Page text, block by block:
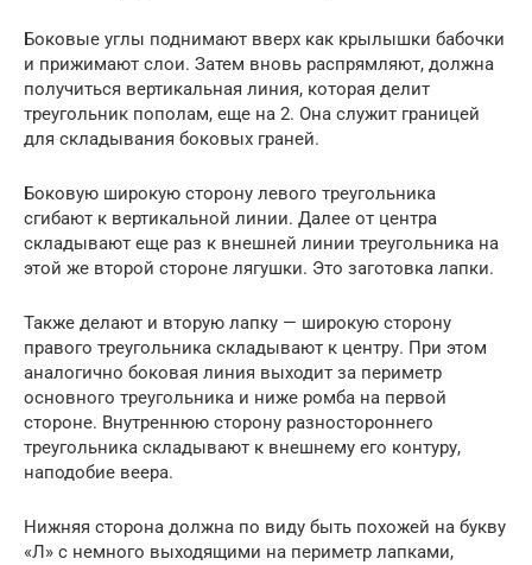
Боковые углы поднимают вверх как крылышки бабочки
и прижимают слои. Затем вновь распрямляют, должна
получиться вертикальная линия, которая делит
треугольник пополам, еще на 2. Она служит границей
для складывания боковых граней.
Боковую широкую сторону левого треугольника
сгибают к вертикальной линии. Далее от центра
складывают еще раз к внешней линии треугольника на
этой же второй стороне лягушки. Это заготовка лапки.
Также делают и вторую лапку — широкую сторону
правого треугольника складывают к центру. При этом
аналогично боковая линия выходит за периметр
основного треугольника и ниже ромба на первой
стороне. Внутреннюю сторону разностороннего
треугольника складывают к внешнему его контуру,
наподобие веера.
Нижняя сторона должна по виду быть похожей на букву
«Л» с немного выходящими на периметр лапками,